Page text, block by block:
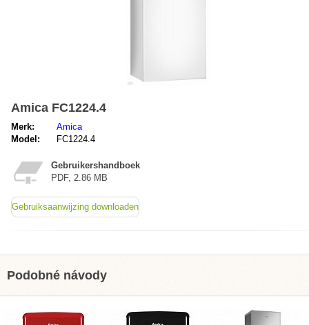
Amica FC1224.4
Merk:
Amica
Model:
FC1224.4
Gebruikershandboek
PDF, 2.86 MB
Gebruiksaanwijzing downloaden
Podobné návody